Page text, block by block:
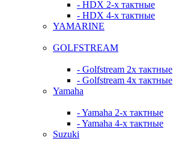
- HDX 2-х тактные
- HDX 4-х тактные
YAMARINE
GOLFSTREAM
- Golfstream 2х тактные
- Golfstream 4х тактные
Yamaha
- Yamaha 2-х тактные
- Yamaha 4-х тактные
Suzuki